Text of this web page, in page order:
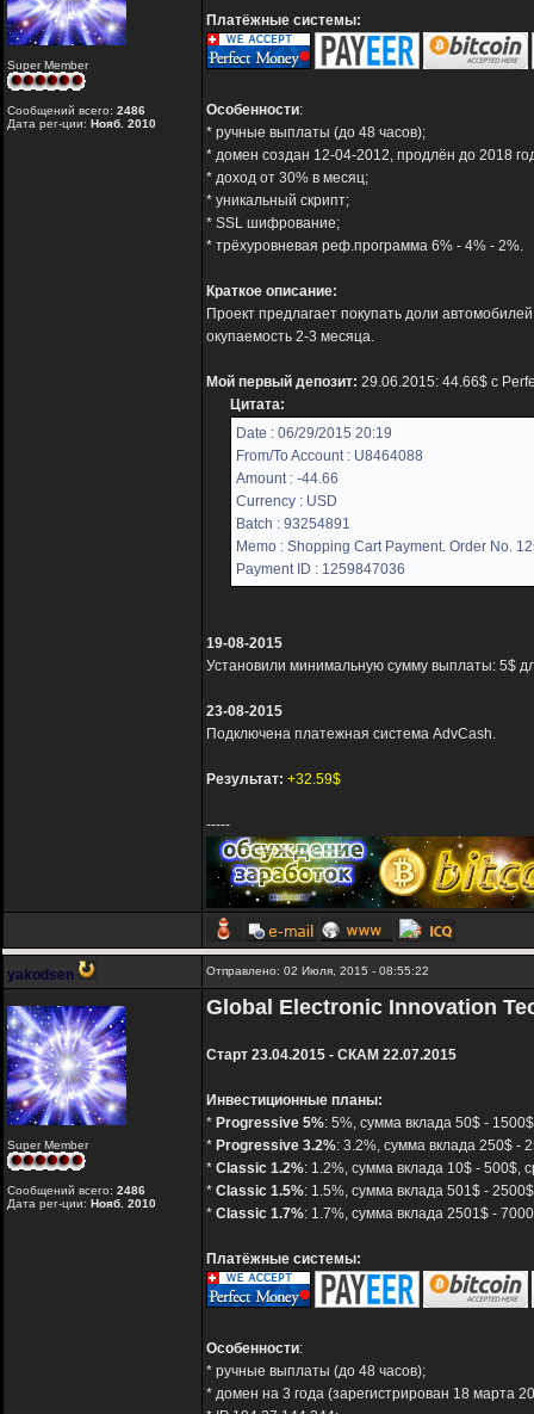
Super Member
Сообщений всего: 2486
Дата рег-ции: Нояб. 2010
Платёжные системы:
Особенности:
* ручные выплаты (до 48 часов);
* домен создан 12-04-2012, продлён до 2018
* доход от 30% в месяц;
* уникальный скрипт;
* SSL шифрование;
* трёхуровневая реф.программа 6% - 4% - 2%.
Краткое описание:
Проект предлагает покупать доли
окупаемость 2-3 месяца.
Мой первый депозит: 29.06.2015: 44.66$ с
Цитата:
Date : 06/29/2015 20:19
From/To Account : U8464088
Amount : -44.66
Currency : USD
Batch : 93254891
Memo : Shopping Cart Payment. Order No.
Payment ID : 1259847036
19-08-2015
Установили минимальную сумму выплаты: 5$
23-08-2015
Подключена платежная система AdvCash.
Результат: +32.59$
-----
yakodsen Отправлено: 02 Июля, 2015 - 08:55:22
Super Member
Сообщений всего: 2486
Дата рег-ции: Нояб. 2010
Global Electronic Innovation
Старт 23.04.2015 - СКАМ 22.07.2015
Инвестиционные планы:
* Progressive 5%: 5%, сумма вклада 50$ -
* Progressive 3.2%: 3.2%, сумма вклада 250$ -
* Classic 1.2%: 1.2%, сумма вклада 10$ - 500$,
* Classic 1.5%: 1.5%, сумма вклада 501$ -
* Classic 1.7%: 1.7%, сумма вклада 2501$ -
Платёжные системы:
Особенности:
* ручные выплаты (до 48 часов);
* домен на 3 года (зарегистрирован 18 марта